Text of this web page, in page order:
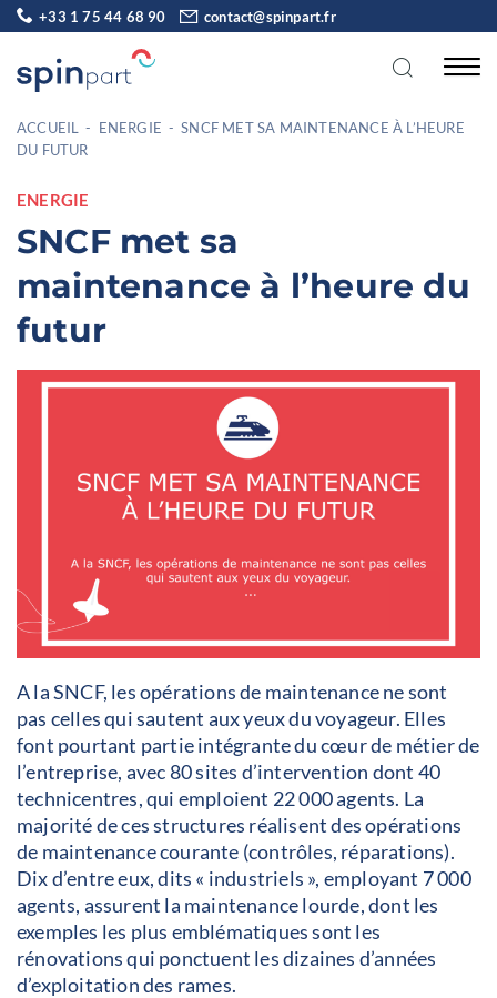
+33 1 75 44 68 90 contact@spinpart.fr
ACCUEIL - ENERGIE - SNCF MET SA MAINTENANCE À L’HEURE
DU FUTUR
ENERGIE
SNCF met sa
maintenance à l’heure du
futur
A la SNCF, les opérations de maintenance ne sont
pas celles qui sautent aux yeux du voyageur. Elles
font pourtant partie intégrante du cœur de métier de
l’entreprise, avec 80 sites d’intervention dont 40
technicentres, qui emploient 22 000 agents. La
majorité de ces structures réalisent des opérations
de maintenance courante (contrôles, réparations).
Dix d’entre eux, dits « industriels », employant 7 000
agents, assurent la maintenance lourde, dont les
exemples les plus emblématiques sont les
rénovations qui ponctuent les dizaines d’années
d’exploitation des rames.